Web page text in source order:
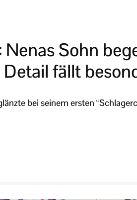
Sohn
fällt
bei seinem ersten